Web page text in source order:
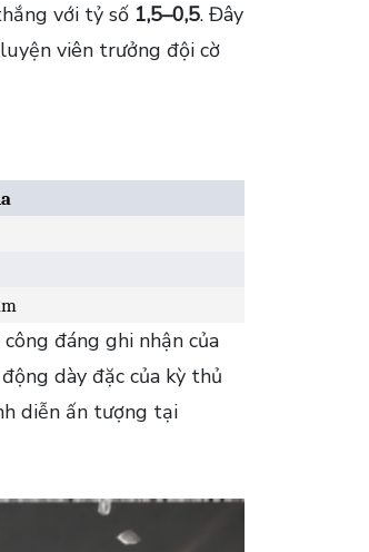
với tỷ số 1,5–0,5. Đây
viên trưởng đội cờ
đáng ghi nhận của
dày đặc của kỳ thủ
diễn ấn tượng tại